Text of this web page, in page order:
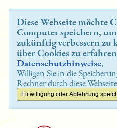
Diese Webseite möchte
Computer speichern,
zukünftig verbessern zu
über Cookies zu
Datenschutzhinweise.
Willigen Sie in die
Rechner durch diese